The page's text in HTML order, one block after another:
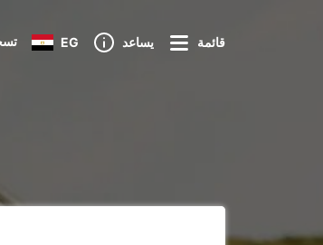
EG يساعد قائمة